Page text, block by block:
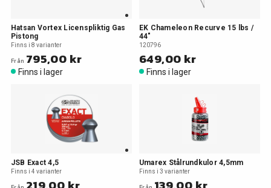
Hatsan Vortex Licenspliktig Gas
Pistong
Finns i 8 varianter
Från 795,00 kr
Finns i lager
EK Chameleon Recurve 15 lbs /
44"
120796
649,00 kr
Finns i lager
JSB Exact 4,5
Finns i 4 varianter
Umarex Stålrundkulor 4,5mm
Finns i 3 varianter